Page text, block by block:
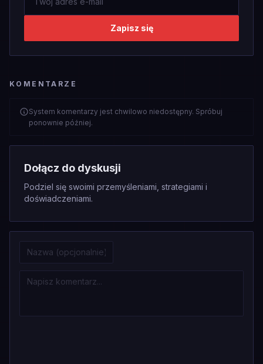
Zapisz się
KOMENTARZE
System komentarzy jest chwilowo niedostępny. Spróbuj
ponownie później.
Dołącz do dyskusji
Podziel się swoimi przemyśleniami, strategiami i
doświadczeniami.